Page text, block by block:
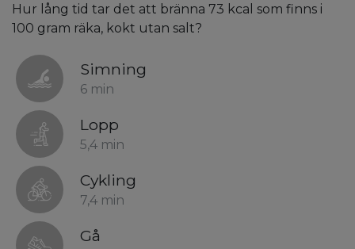
Hur lång tid tar det att bränna 73 kcal som finns i
100 gram räka, kokt utan salt?
Simning
6 min
Lopp
5,4 min
Cykling
7,4 min
Gå